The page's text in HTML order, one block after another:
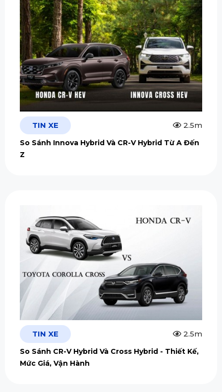
TIN XE 2.5m
So Sánh Innova Hybrid Và CR-V Hybrid Từ A Đến
Z
TIN XE 2.5m
So Sánh CR-V Hybrid Và Cross Hybrid - Thiết Kế,
Mức Giá, Vận Hành